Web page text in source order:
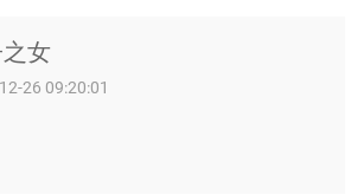
女
26 09:20:01